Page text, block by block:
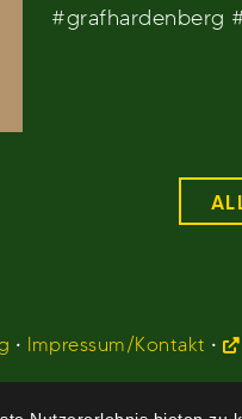
#grafhardenberg
• Impressum/Kontakt •